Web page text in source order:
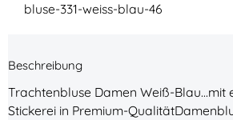
bluse-331-weiss-blau-46
Beschreibung
Trachtenbluse Damen Weiß-Blau...mit
Stickerei in Premium-